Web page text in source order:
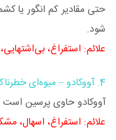
حتی مقادیر کم انگور یا
شود.
علائم: استفراغ،
4. آووکادو – میوه‌ای خطرناک
آووکادو حاوی پرسین
علائم: استفراغ، اسهال،